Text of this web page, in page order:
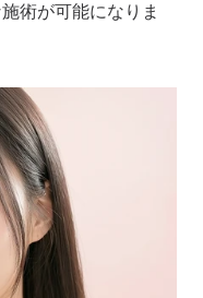
術が可能になりま